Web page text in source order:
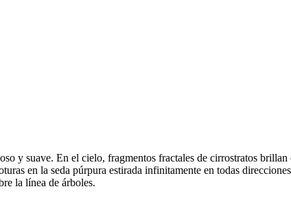
y suave. En el cielo, fragmentos fractales de cirrostratos
en la seda púrpura estirada infinitamente en todas
la línea de árboles.